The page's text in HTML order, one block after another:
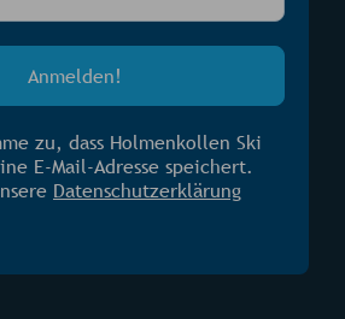
zu, dass Holmenkollen Ski
E-Mail-Adresse speichert.
Datenschutzerklärung